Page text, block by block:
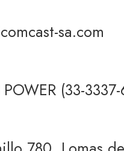
sa.com
(33-